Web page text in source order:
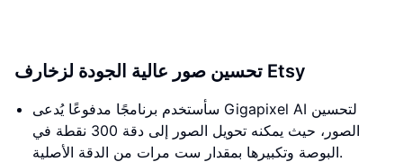
تحسين صور عالية الجودة لزخارف Etsy
سأستخدم برنامجًا مدفوعًا يُدعى Gigapixel AI لتحسين
الصور، حيث يمكنه تحويل الصور إلى دقة 300 نقطة في
البوصة وتكبيرها بمقدار ست مرات من الدقة الأصلية.